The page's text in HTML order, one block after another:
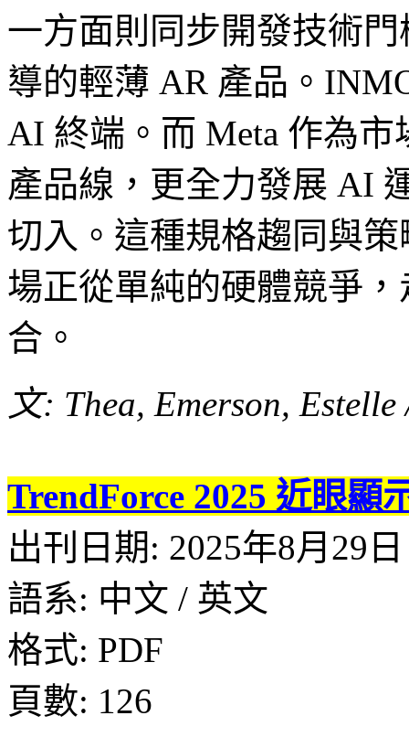
一方面則同步開發技術
導的輕薄 AR 產品。
AI 終端。而 Meta 作為
產品線，更全力發展 AI
切入。這種規格趨同與
場正從單純的硬體競爭
合。
文: Thea, Emerson,
TrendForce 2025 近眼顯
出刊日期: 2025年8月29日
語系: 中文 / 英文
格式: PDF
頁數: 126